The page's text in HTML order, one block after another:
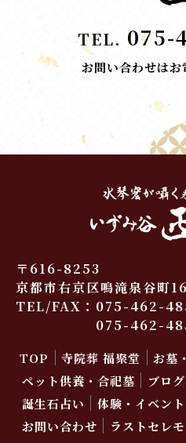
TEL. 075-
お問い合わせは
〒616-8253
京都市右京区鳴滝泉谷町16
TEL/FAX： 075-462-
075-462-
TOP 寺院葬 福聚堂
お墓
ペット供養・合祀墓
ブログ
誕生石占い
体験・イベント
お問い合わせ
ラストセレ